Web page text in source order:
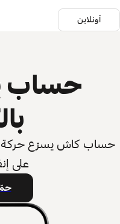
أونلاين
حساب
حساب كاش يسرّع حركة
على